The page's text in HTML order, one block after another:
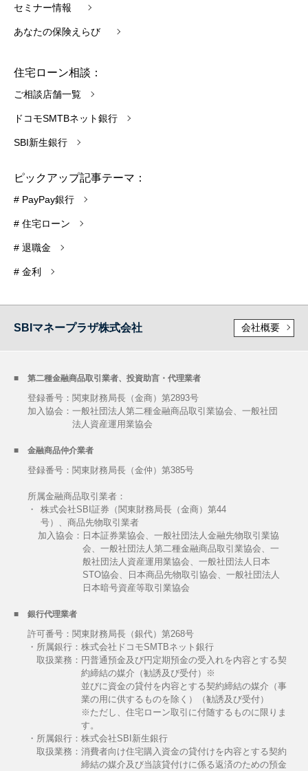
セミナー情報
あなたの保険えらび
住宅ローン相談：
ご相談店舗一覧
ドコモSMTBネット銀行
SBI新生銀行
ピックアップ記事テーマ：
# PayPay銀行
# 住宅ローン
# 退職金
# 金利
SBIマネープラザ株式会社 会社概要
第二種金融商品取引業者、投資助言・代理業者
登録番号：関東財務局長（金商）第2893号
加入協会： 一般社団法人第二種金融商品取引業協会、一般社団
法人資産運用業協会
金融商品仲介業者
登録番号：関東財務局長（金仲）第385号
所属金融商品取引業者：
・
株式会社SBI証券（関東財務局長（金商）第44
号）、商品先物取引業者
加入協会： 日本証券業協会、一般社団法人金融先物取引業協
会、一般社団法人第二種金融商品取引業協会、一
般社団法人資産運用業協会、一般社団法人日本
STO協会、日本商品先物取引協会、一般社団法人
日本暗号資産等取引業協会
銀行代理業者
許可番号：関東財務局長（銀代）第268号
・所属銀行：株式会社ドコモSMTBネット銀行
取扱業務： 円普通預金及び円定期預金の受入れを内容とする契
約締結の媒介（勧誘及び受付）※
並びに資金の貸付を内容とする契約締結の媒介（事
業の用に供するものを除く）（勧誘及び受付）
※ただし、住宅ローン取引に付随するものに限りま
す。
・所属銀行：株式会社SBI新生銀行
取扱業務： 消費者向け住宅購入資金の貸付けを内容とする契約
締結の媒介及び当該貸付けに係る返済のための預金